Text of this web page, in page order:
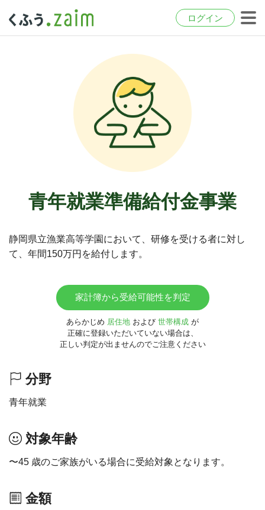
ログイン
青年就業準備給付金事業
静岡県立漁業高等学園において、研修を受ける者に対し
て、年間150万円を給付します。
家計簿から受給可能性を判定
あらかじめ 居住地 および 世帯構成 が
正確に登録いただいていない場合は、
正しい判定が出ませんのでご注意ください
分野
青年就業
対象年齢
〜45 歳のご家族がいる場合に受給対象となります。
金額